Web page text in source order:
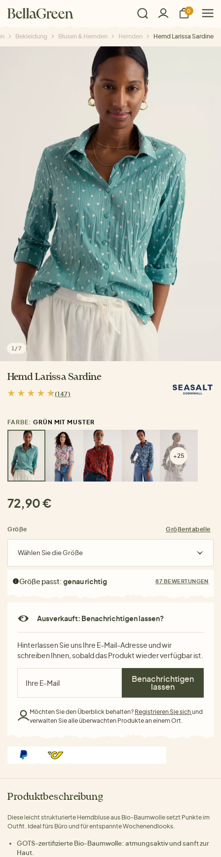
0
Bekleidung Blusen & Hemden Hemden Hemd Larissa Sardine
1 /7
Hemd Larissa Sardine
(147)
FARBE: GRÜN MIT MUSTER
+25
72,90 €
Größe Größentabelle
Wählen Sie die Größe
Größe passt:genau richtig 87 BEWERTUNGEN
Ausverkauft: Benachrichtigen lassen?
Hinterlassen Sie uns Ihre E-Mail-Adresse und wir
schreiben Ihnen, sobald das Produkt wieder verfügbar ist.
Benachrichtigen
lassen
Möchten Sie den Überblick behalten? Registrieren Sie sichund
verwalten Sie alle überwachten Produkte an einem Ort.
Produktbeschreibung
Diese leicht strukturierte Hemdbluse aus Bio-Baumwolle setzt Punkte im
Outfit. Ideal fürs Büro und für entspannte Wochenendlooks.
GOTS-zertifizierte Bio-Baumwolle: atmungsaktiv und sanft zur
Haut.